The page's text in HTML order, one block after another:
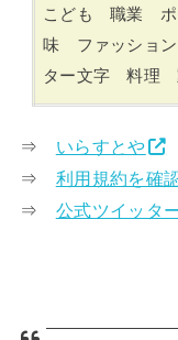
こども 職業
味 ファッショ
ター文字 料理
⇒ いらすとや
⇒ 利用規約を確
⇒ 公式ツイッタ